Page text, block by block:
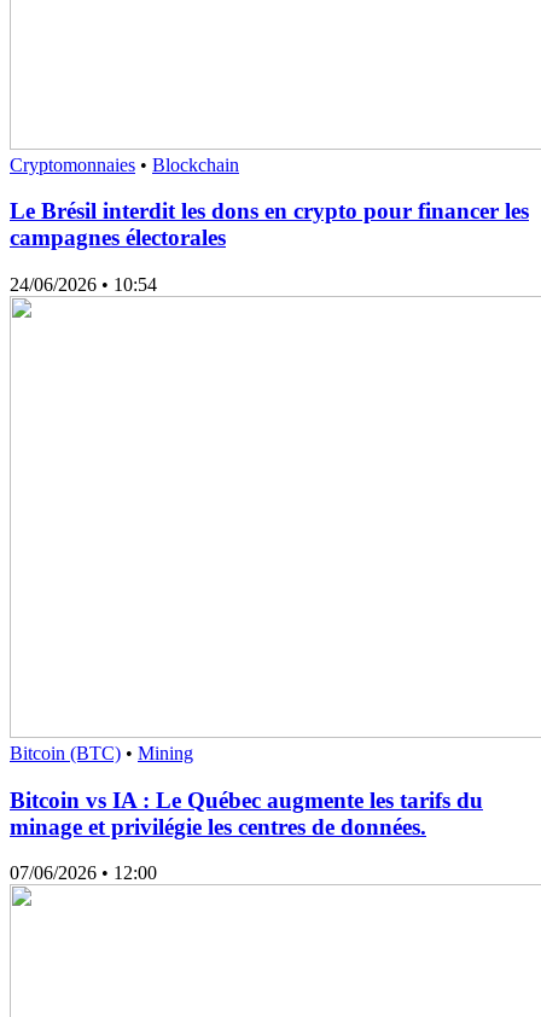
Cryptomonnaies • Blockchain
Le Brésil interdit les dons en crypto pour financer les
campagnes électorales
24/06/2026 • 10:54
Bitcoin (BTC) • Mining
Bitcoin vs IA : Le Québec augmente les tarifs du
minage et privilégie les centres de données.
07/06/2026 • 12:00